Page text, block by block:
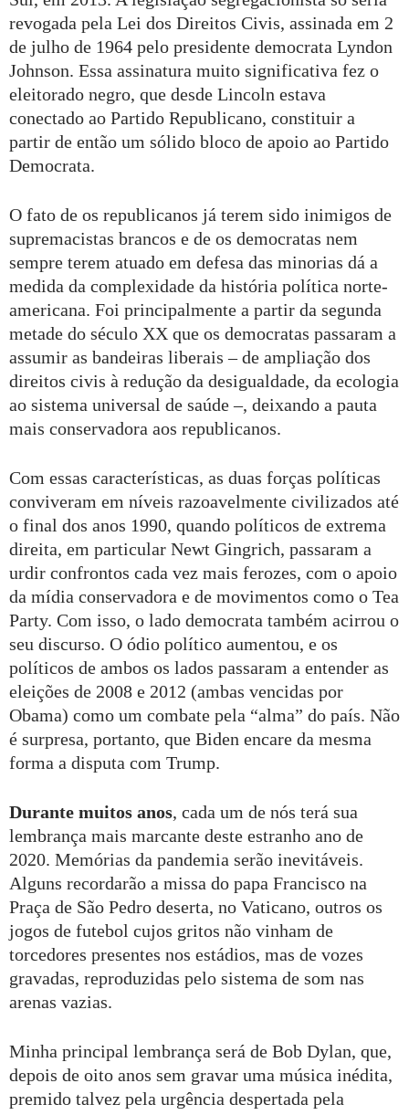
revogada pela Lei dos Direitos Civis, assinada em 2
de julho de 1964 pelo presidente democrata Lyndon
Johnson. Essa assinatura muito significativa fez o
eleitorado negro, que desde Lincoln estava
conectado ao Partido Republicano, constituir a
partir de então um sólido bloco de apoio ao Partido
Democrata.
O fato de os republicanos já terem sido inimigos de
supremacistas brancos e de os democratas nem
sempre terem atuado em defesa das minorias dá a
medida da complexidade da história política norte-
americana. Foi principalmente a partir da segunda
metade do século XX que os democratas passaram a
assumir as bandeiras liberais – de ampliação dos
direitos civis à redução da desigualdade, da ecologia
ao sistema universal de saúde –, deixando a pauta
mais conservadora aos republicanos.
Com essas características, as duas forças políticas
conviveram em níveis razoavelmente civilizados até
o final dos anos 1990, quando políticos de extrema
direita, em particular Newt Gingrich, passaram a
urdir confrontos cada vez mais ferozes, com o apoio
da mídia conservadora e de movimentos como o Tea
Party. Com isso, o lado democrata também acirrou o
seu discurso. O ódio político aumentou, e os
políticos de ambos os lados passaram a entender as
eleições de 2008 e 2012 (ambas vencidas por
Obama) como um combate pela “alma” do país. Não
é surpresa, portanto, que Biden encare da mesma
forma a disputa com Trump.
Durante muitos anos, cada um de nós terá sua
lembrança mais marcante deste estranho ano de
2020. Memórias da pandemia serão inevitáveis.
Alguns recordarão a missa do papa Francisco na
Praça de São Pedro deserta, no Vaticano, outros os
jogos de futebol cujos gritos não vinham de
torcedores presentes nos estádios, mas de vozes
gravadas, reproduzidas pelo sistema de som nas
arenas vazias.
Minha principal lembrança será de Bob Dylan, que,
depois de oito anos sem gravar uma música inédita,
premido talvez pela urgência despertada pela